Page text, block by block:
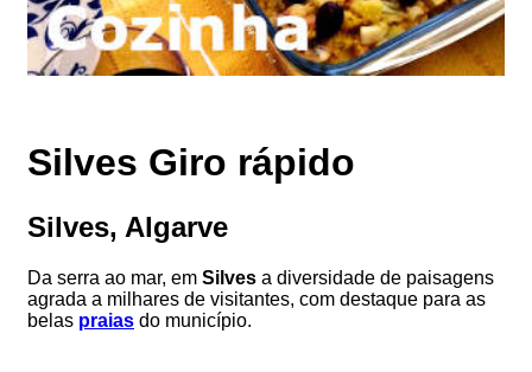
Silves Giro rápido
Silves, Algarve
Da serra ao mar, em Silves a diversidade de paisagens
agrada a milhares de visitantes, com destaque para as
belas praias do município.